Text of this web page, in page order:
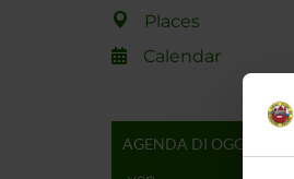
Places
Calendar
AGENDA DI OGGI